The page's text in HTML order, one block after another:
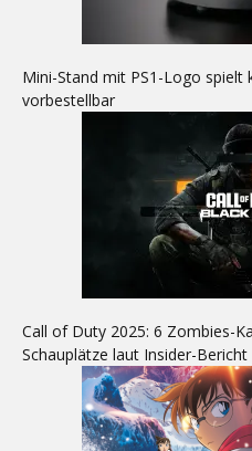
Mini-Stand mit PS1-Logo
vorbestellbar
Call of Duty 2025: 6 Zombies-
Schauplätze laut Insider-Bericht